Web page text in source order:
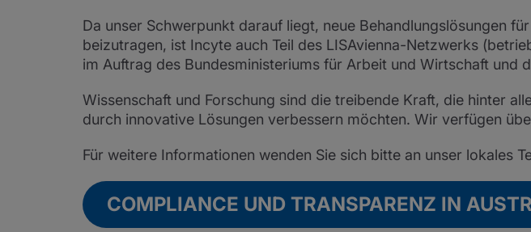
Da unser Schwerpunkt darauf liegt, neue Behandlungslösungen
beizutragen, ist Incyte auch Teil des LISAvienna-Netzwerks
im Auftrag des Bundesministeriums für Arbeit und Wirtschaft und
Wissenschaft und Forschung sind die treibende Kraft, die hinter
durch innovative Lösungen verbessern möchten. Wir verfügen
Für weitere Informationen wenden Sie sich bitte an unser lokales
COMPLIANCE UND TRANSPARENZ IN